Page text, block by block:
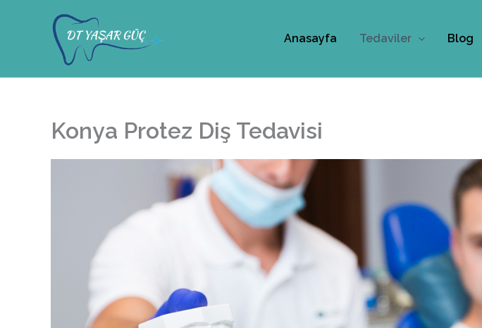
Anasayfa Tedaviler Blog
Konya Protez Diş Tedavisi